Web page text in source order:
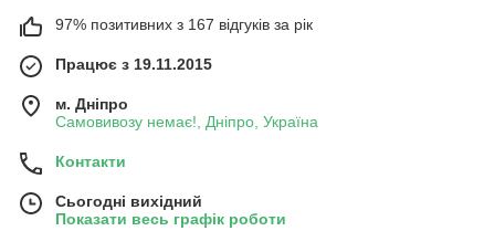
97% позитивних з 167 відгуків за рік
Працює з 19.11.2015
м. Дніпро
Самовивозу немає!, Дніпро, Україна
Контакти
Сьогодні вихідний
Показати весь графік роботи